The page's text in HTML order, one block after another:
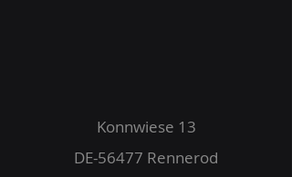
Konnwiese 13
DE-56477 Rennerod